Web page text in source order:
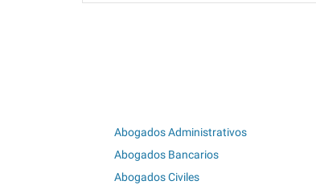
Abogados Administrativos
Abogados Bancarios
Abogados Civiles